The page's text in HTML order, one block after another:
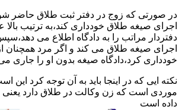
در صورتی که زوج در دفتر ثبت طلاق حاضر
اجرای صیغه طلاق خودداری کند،به ترتیب
دفتردار مراتب را به دادگاه اطلاع می
اجرای صیغه طلاق می کند و اگر مرد همچنان
خودداری کرد،دادگاه صیغه بدون او را جاری
نکته ایی که در اینجا باید به آن توجه کرد این
موردی است که زن وکالت در طلاق دارد یعنی
داده است